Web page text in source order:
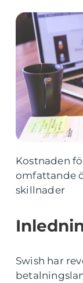
Kostnaden
omfattande
skillnader
Swish har